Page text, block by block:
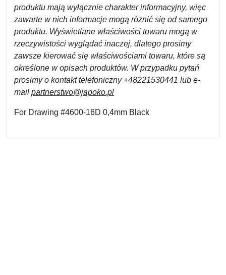
produktu mają wyłącznie charakter informacyjny, więc
zawarte w nich informacje mogą różnić się od samego
produktu. Wyświetlane właściwości towaru mogą w
rzeczywistości wyglądać inaczej, dlatego prosimy
zawsze kierować się właściwościami towaru, które są
określone w opisach produktów. W przypadku pytań
prosimy o kontakt telefoniczny +48221530441 lub e-
mail partnerstwo@japoko.pl
For Drawing #4600-16D 0,4mm Black